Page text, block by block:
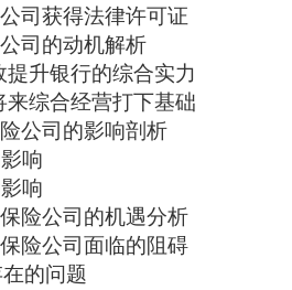
司获得法律许可证
司的动机解析
提升银行的综合实力
来综合经营打下基础
公司的影响剖析
响
响
险公司的机遇分析
险公司面临的阻碍
的问题